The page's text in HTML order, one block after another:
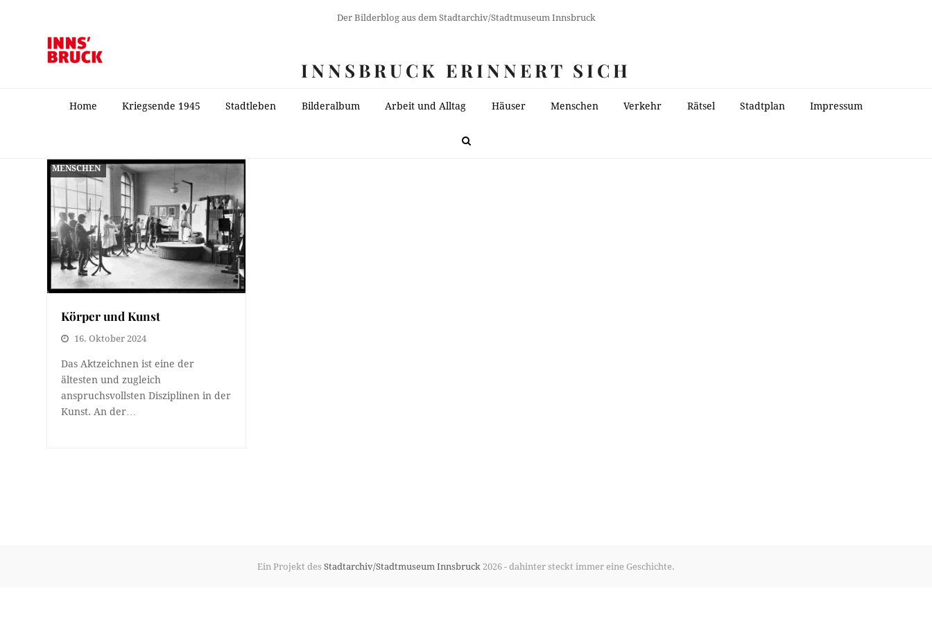
Der Bilderblog aus dem Stadtarchiv/Stadtmuseum Innsbruck
INNSBRUCK ERINNERT SICH
Home Kriegsende 1945 Stadtleben Bilderalbum Arbeit und Alltag Häuser Menschen Verkehr Rätsel Stadtplan Impressum
MENSCHEN
Körper und Kunst
16. Oktober 2024
Das Aktzeichnen ist eine der
ältesten und zugleich
anspruchsvollsten Disziplinen in der
Kunst. An der…
Ein Projekt des Stadtarchiv/Stadtmuseum Innsbruck 2026 - dahinter steckt immer eine Geschichte.